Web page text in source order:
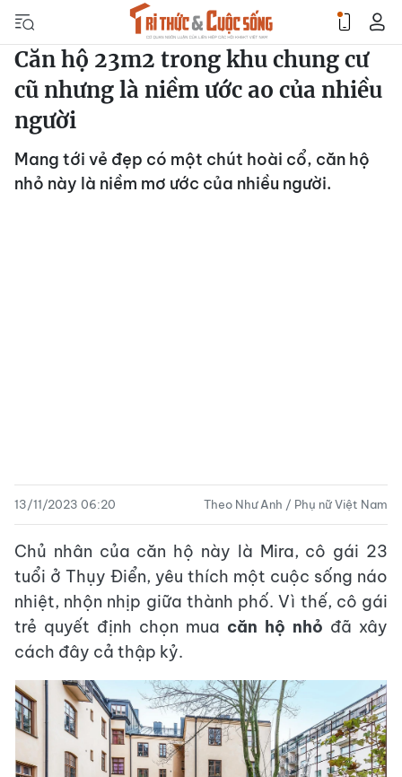
Căn hộ 23m2 trong khu chung cư
cũ nhưng là niềm ước ao của nhiều
người
Mang tới vẻ đẹp có một chút hoài cổ, căn hộ
nhỏ này là niềm mơ ước của nhiều người.
13/11/2023 06:20 Theo Như Anh / Phụ nữ Việt Nam
Chủ nhân của căn hộ này là Mira, cô gái 23
tuổi ở Thụy Điển, yêu thích một cuộc sống náo
nhiệt, nhộn nhịp giữa thành phố. Vì thế, cô gái
trẻ quyết định chọn mua căn hộ nhỏ đã xây
cách đây cả thập kỷ.